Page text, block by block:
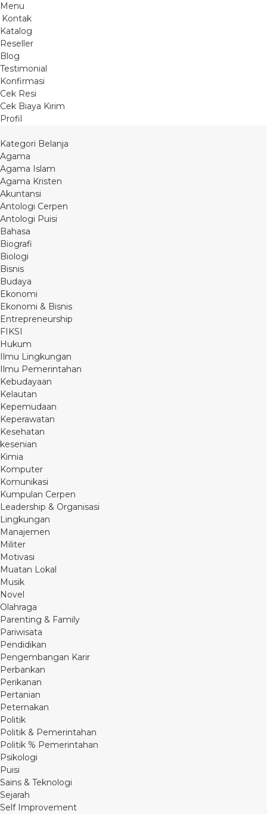
Menu
Kontak
Katalog
Reseller
Blog
Testimonial
Konfirmasi
Cek Resi
Cek Biaya Kirim
Profil
Kategori Belanja
Agama
Agama Islam
Agama Kristen
Akuntansi
Antologi Cerpen
Antologi Puisi
Bahasa
Biografi
Biologi
Bisnis
Budaya
Ekonomi
Ekonomi & Bisnis
Entrepreneurship
FIKSI
Hukum
Ilmu Lingkungan
Ilmu Pemerintahan
Kebudayaan
Kelautan
Kepemudaan
Keperawatan
Kesehatan
kesenian
Kimia
Komputer
Komunikasi
Kumpulan Cerpen
Leadership & Organisasi
Lingkungan
Manajemen
Militer
Motivasi
Muatan Lokal
Musik
Novel
Olahraga
Parenting & Family
Pariwisata
Pendidikan
Pengembangan Karir
Perbankan
Perikanan
Pertanian
Peternakan
Politik
Politik & Pemerintahan
Politik % Pemerintahan
Psikologi
Puisi
Sains & Teknologi
Sejarah
Self Improvement